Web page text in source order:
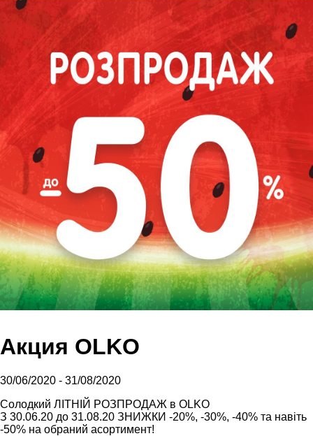
Акция OLKO
30/06/2020 - 31/08/2020
Солодкий ЛІТНІЙ РОЗПРОДАЖ в OLKO
З 30.06.20 до 31.08.20 ЗНИЖКИ -20%, -30%, -40% та навіть
-50% на обраний асортимент!